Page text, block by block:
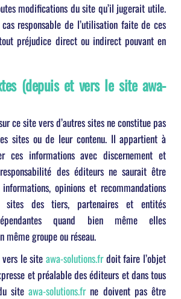
modifications du site qu’il jugerait utile.
cas responsable de l’utilisation faite de ces
préjudice direct ou indirect pouvant en
(depuis et vers le site awa-
ce site vers d’autres sites ne constitue pas
sites ou de leur contenu. Il appartient à
ces informations avec discernement et
des éditeurs ne saurait être
opinions et recommandations
sites des tiers, partenaires et entités
quand bien même elles
même groupe ou réseau.
le site awa-solutions.frdoit faire l’objet
et préalable des éditeurs et dans tous
siteawa-solutions.frne doivent pas être